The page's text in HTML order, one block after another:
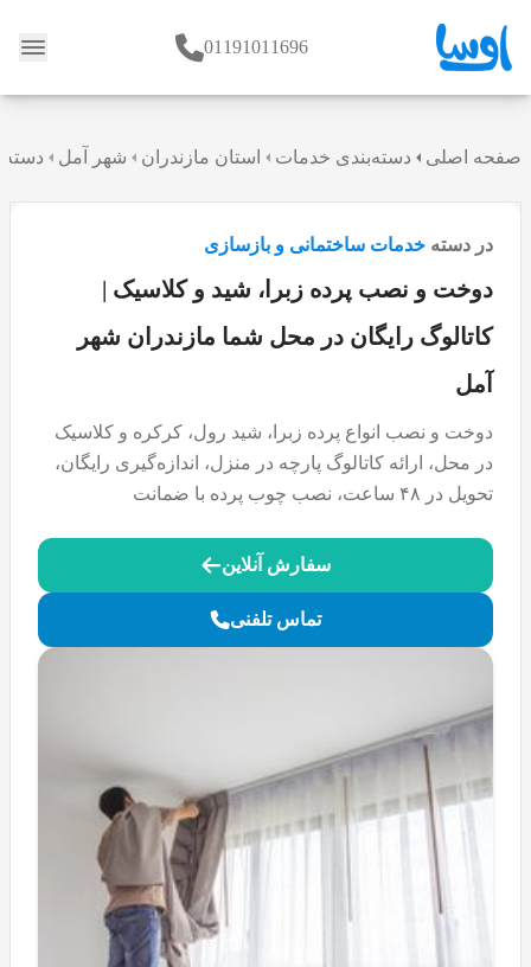
وبلاگ 01191011696
صفحه اصلی دسته‌بندی خدمات استان مازندران شهر آمل دسته
در دسته خدمات ساختمانی و بازسازی
دوخت و نصب پرده زبرا، شید و کلاسیک |
کاتالوگ رایگان در محل شما مازندران شهر
آمل
دوخت و نصب انواع پرده زبرا، شید رول، کرکره و کلاسیک
در محل، ارائه کاتالوگ پارچه در منزل، اندازه‌گیری رایگان،
تحویل در ۴۸ ساعت، نصب چوب پرده با ضمانت
سفارش آنلاین
تماس تلفنی